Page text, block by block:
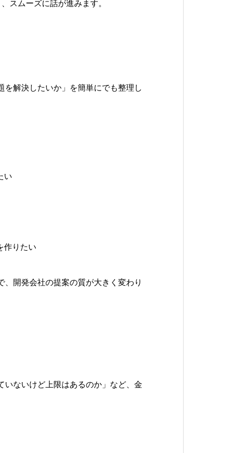
スムーズに話が進みます。
解決したいか」を簡単にでも整理し
い
作りたい
開発会社の提案の質が大きく変わり
ないけど上限はあるのか」など、金